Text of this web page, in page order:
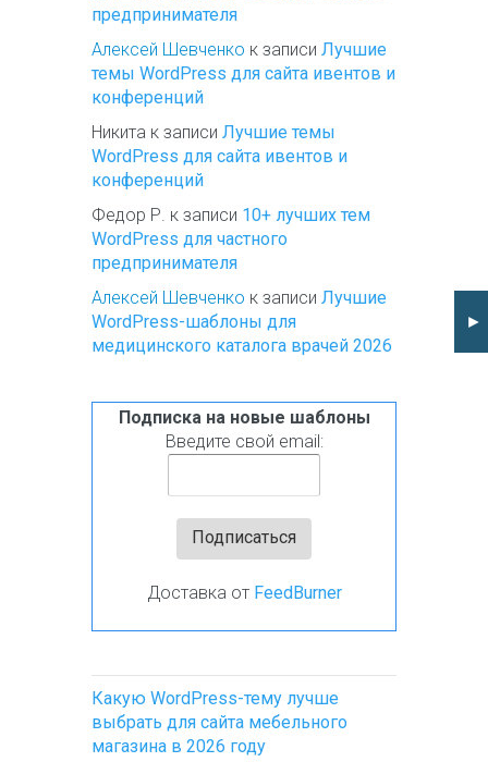
предпринимателя
Алексей Шевченко к записи Лучшие
темы WordPress для сайта ивентов и
конференций
Никита к записи Лучшие темы
WordPress для сайта ивентов и
конференций
Федор Р. к записи 10+ лучших тем
WordPress для частного
предпринимателя
Алексей Шевченко к записи Лучшие
WordPress-шаблоны для
медицинского каталога врачей 2026
Подписка на новые шаблоны
Введите свой email:
Доставка от FeedBurner
Какую WordPress-тему лучше
выбрать для сайта мебельного
магазина в 2026 году
►